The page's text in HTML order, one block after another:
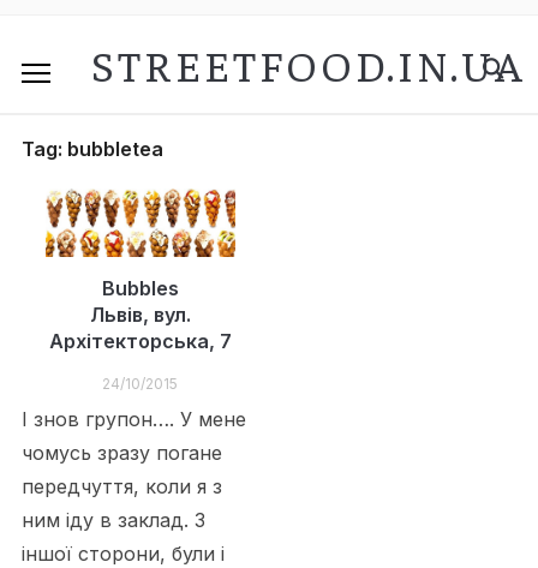
STREETFOOD.IN.UA
Tag: bubbletea
Bubbles
Львів, вул.
Архітекторська, 7
24/10/2015
І знов групон…. У мене
чомусь зразу погане
передчуття, коли я з
ним іду в заклад. З
іншої сторони, були і